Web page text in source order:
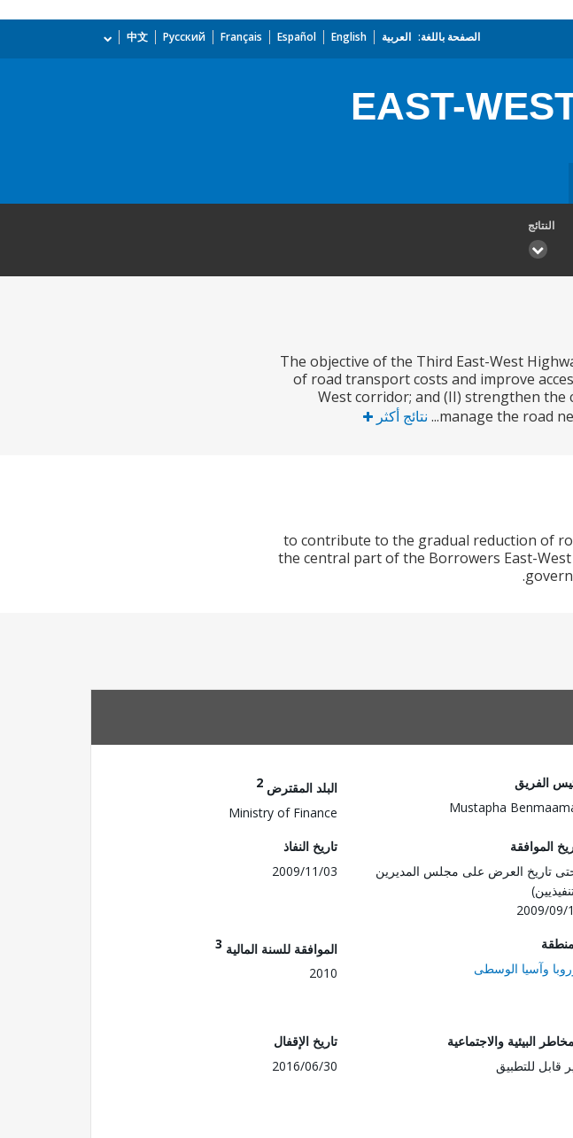
الصفحة باللغة: العربية English
Español
Français
Русский
中文
EAST-
النتائج
The objective of the Third East-West
of road transport costs and improve
West corridor; and (II) strengthen
manage the road
نتائج أكثر
(i) to contribute to the gradual reduction of
the central part of the Borrowers East-
الفريق
Mustapha
البلد المقترض 2
Ministry of Finance
الموافقة
تاريخ العرض على مجلس المديرين
2009/09/
تاريخ النفاذ
2009/11/03
وآسيا الوسطى
الموافقة للسنة المالية 3
2010
البيئية والاجتماعية
قابل للتطبيق
تاريخ الإقفال
2016/06/30